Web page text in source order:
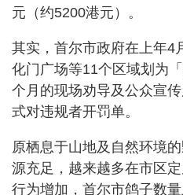
元（约5200港元）。
其实，首尔市政府在上年4
化门广场等11个区域划为
个月的现场劝导及公众宣
式对违规者开罚单。
原栖息于山地及自然环境
源充足，越来越多在市区
行为增加，首尔市鸽子数